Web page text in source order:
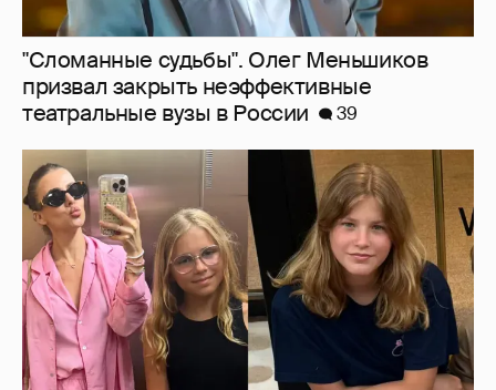
"Сломанные судьбы". Олег Меньшиков
призвал закрыть неэффективные
театральные вузы в России
39